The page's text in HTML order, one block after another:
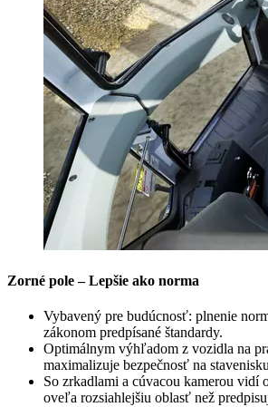
Zorné pole – Lepšie ako norma
Vybavený pre budúcnosť: plnenie
zákonom predpísané štandardy.
Optimálnym výhľadom z vozidla na
maximalizuje bezpečnosť na
So zrkadlami a cúvacou kamerou vidí
oveľa rozsiahlejšiu oblasť než